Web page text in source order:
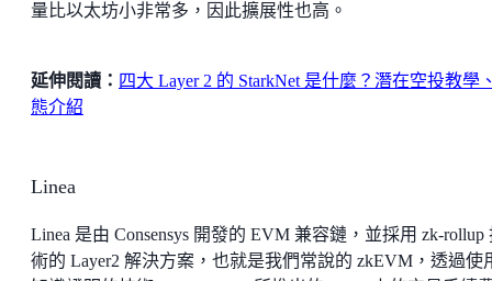
量比以太坊小非常多，因此擴展性也高。
延伸閱讀： 四大 Layer 2 的 StarkNet 是什麼？潛在空投教學
態介紹
Linea
Linea 是由 Consensys 開發的 EVM 兼容鏈，並採用 zk-rollup
術的 Layer2 解決方案，也就是我們常說的 zkEVM，透過使